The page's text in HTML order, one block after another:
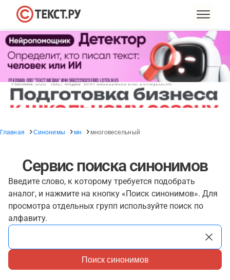
Главная Синонимы мн многовесельный
Сервис поиска синонимов
Введите слово, к которому требуется подобрать
аналог, и нажмите на кнопку «Поиск синонимов». Для
просмотра отдельных групп используйте поиск по
алфавиту.
Поиск синонимов